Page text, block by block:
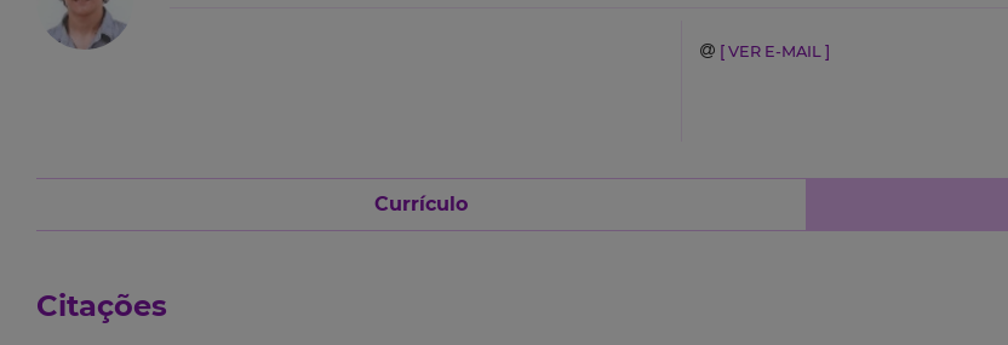
[ VER E-MAIL ]
Currículo
Citações